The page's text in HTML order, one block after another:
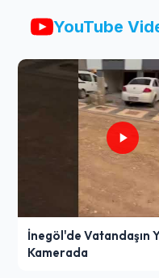
YouTube
İnegöl'de Vatandaşın
Kamerada